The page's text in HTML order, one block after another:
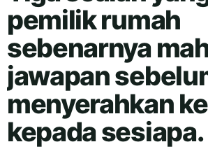
pemilik rumah
sebenarnya
jawapan
menyerahkan
kepada sesiapa.